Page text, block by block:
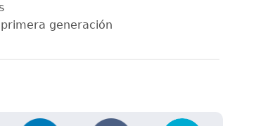
primera generación